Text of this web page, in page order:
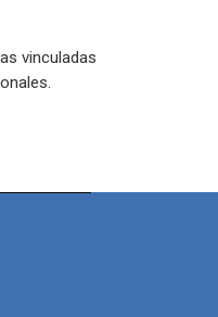
vinculadas